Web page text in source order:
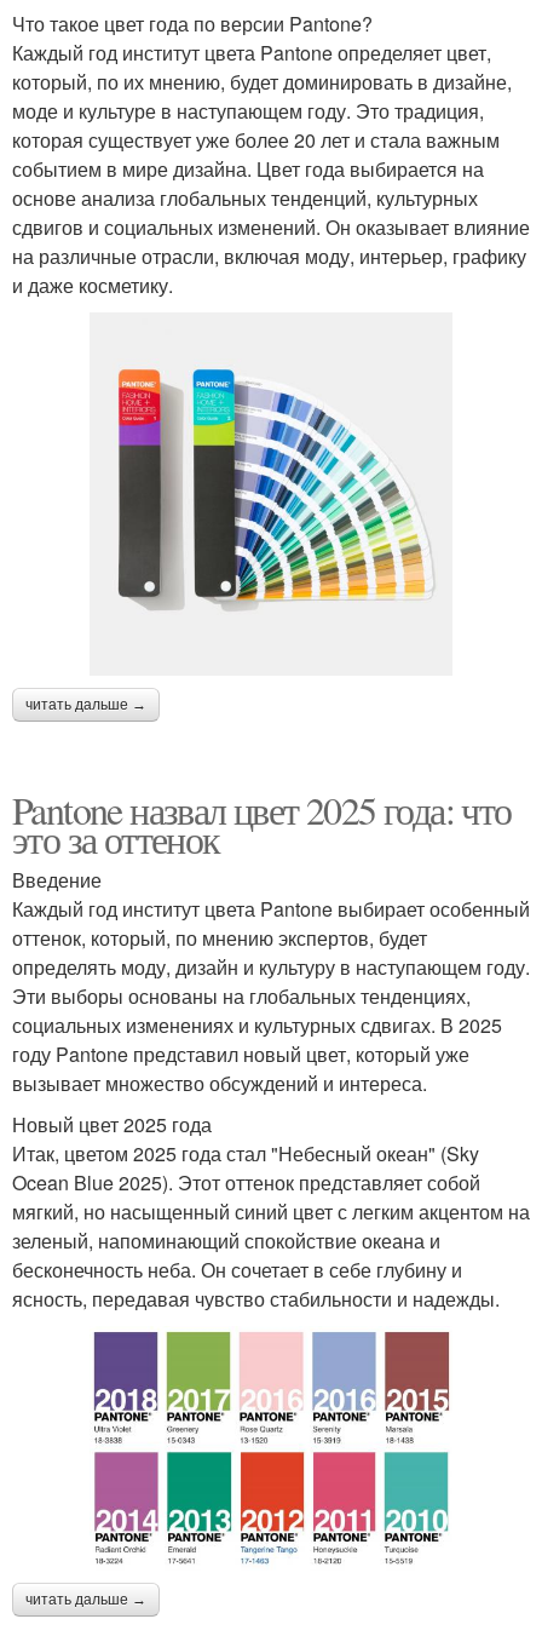
Что такое цвет года по версии Pantone?
Каждый год институт цвета Pantone определяет цвет,
который, по их мнению, будет доминировать в дизайне,
моде и культуре в наступающем году. Это традиция,
которая существует уже более 20 лет и стала важным
событием в мире дизайна. Цвет года выбирается на
основе анализа глобальных тенденций, культурных
сдвигов и социальных изменений. Он оказывает влияние
на различные отрасли, включая моду, интерьер, графику
и даже косметику.
читать дальше →
Pantone назвал цвет 2025 года: что
это за оттенок
Введение
Каждый год институт цвета Pantone выбирает особенный
оттенок, который, по мнению экспертов, будет
определять моду, дизайн и культуру в наступающем году.
Эти выборы основаны на глобальных тенденциях,
социальных изменениях и культурных сдвигах. В 2025
году Pantone представил новый цвет, который уже
вызывает множество обсуждений и интереса.
Новый цвет 2025 года
Итак, цветом 2025 года стал "Небесный океан" (Sky
Ocean Blue 2025). Этот оттенок представляет собой
мягкий, но насыщенный синий цвет с легким акцентом на
зеленый, напоминающий спокойствие океана и
бесконечность неба. Он сочетает в себе глубину и
ясность, передавая чувство стабильности и надежды.
читать дальше →